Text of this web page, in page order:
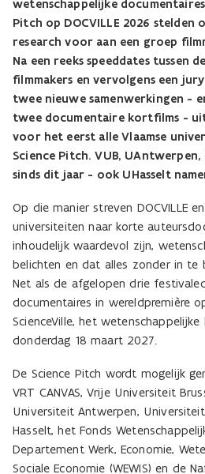
wetenschappelijke
Pitch op DOCVILLE 2026 stelden
research voor aan een groep
Na een reeks speeddates tussen
filmmakers en vervolgens een
twee nieuwe samenwerkingen -
twee documentaire kortfilms -
voor het eerst alle Vlaamse
Science Pitch. VUB,
sinds dit jaar - ook UHasselt
Op die manier streven DOCVILLE
universiteiten naar korte
inhoudelijk waardevol zijn,
belichten en dat alles zonder in te
Net als de afgelopen drie
documentaires in wereldpremière
ScienceVille, het wetenschappelijke
donderdag 18 maart 2027.
De Science Pitch wordt mogelijk
VRT CANVAS, Vrije Universiteit
Universiteit Antwerpen,
Hasselt, het Fonds
Departement Werk, Economie,
Sociale Economie (WEWIS) en de